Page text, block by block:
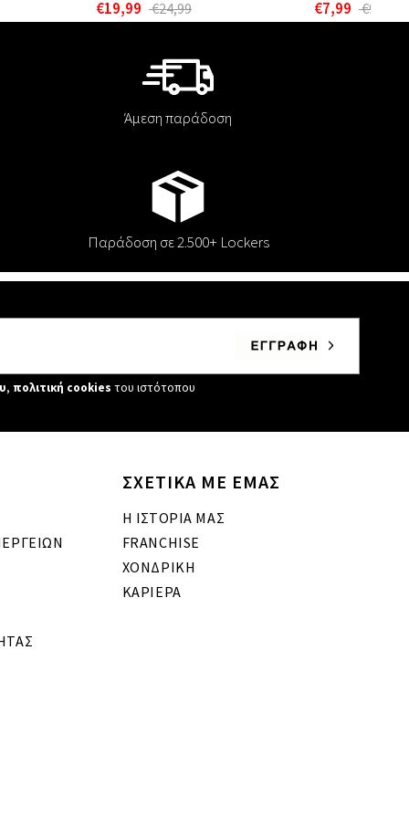
€19,99 €24,99 €7,99 €9,99
Άμεση παράδοση
Παράδοση σε 2.500+ Lockers
, πολιτική cookies του ιστότοπου
ΣΧΕΤΙΚΑ ΜΕ ΕΜΑΣ
Η ΙΣΤΟΡΙΑ ΜΑΣ
FRANCHISE
ΧΟΝΔΡΙΚΗ
ΚΑΡΙΕΡΑ